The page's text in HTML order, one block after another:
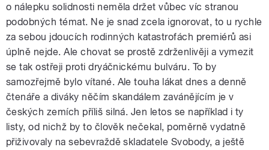
o nálepku solidnosti neměla držet vůbec víc stranou
podobných témat. Ne je snad zcela ignorovat, to u rychle
za sebou jdoucích rodinných katastrofách premiérů asi
úplně nejde. Ale chovat se prostě zdrženlivěji a vymezit
se tak ostřeji proti dryáčnickému bulváru. To by
samozřejmě bylo vítané. Ale touha lákat dnes a denně
čtenáře a diváky něčím skandálem zavánějícím je v
českých zemích příliš silná. Jen letos se například i ty
listy, od nichž by to člověk nečekal, poměrně vydatně
přiživovaly na sebevraždě skladatele Svobody, a ještě